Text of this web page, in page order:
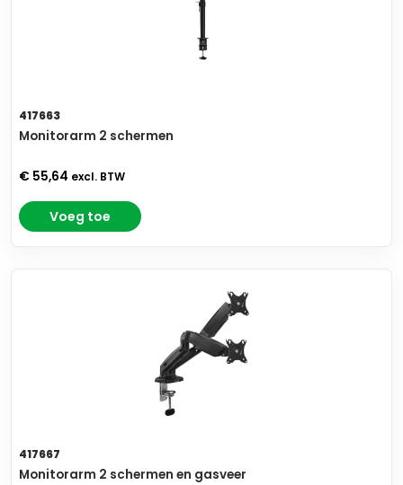
417663
Monitorarm 2 schermen
€ 55,64 excl. BTW
Voeg toe
417667
Monitorarm 2 schermen en gasveer